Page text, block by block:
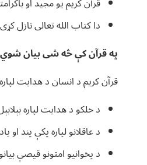
دا کتاب الله تعالی نازل
په قرآن کې څه شی بیان
قرآن کریم د انسان د هدایت
د خلکو د هدایت لپاره بېلابېل
د عاقلانو لپاره پکې پند او
د پخوانیو امتونو قیصې